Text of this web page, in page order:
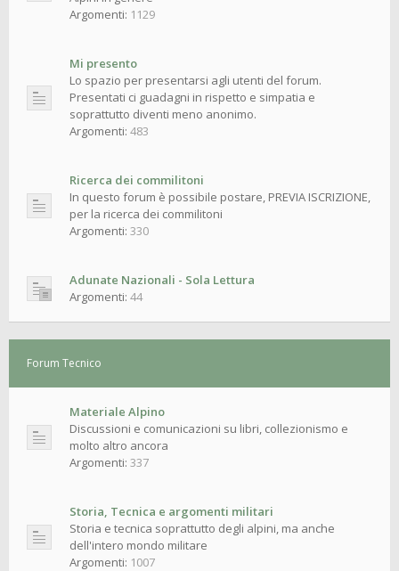
Argomenti: 1129
Mi presento
Lo spazio per presentarsi agli utenti del forum.
Presentati ci guadagni in rispetto e simpatia e
soprattutto diventi meno anonimo.
Argomenti: 483
Ricerca dei commilitoni
In questo forum è possibile postare, PREVIA ISCRIZIONE,
per la ricerca dei commilitoni
Argomenti: 330
Adunate Nazionali - Sola Lettura
Argomenti: 44
Forum Tecnico
Materiale Alpino
Discussioni e comunicazioni su libri, collezionismo e
molto altro ancora
Argomenti: 337
Storia, Tecnica e argomenti militari
Storia e tecnica soprattutto degli alpini, ma anche
dell'intero mondo militare
Argomenti: 1007